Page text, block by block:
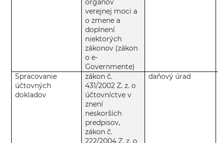
orgánov
verejnej moci a
o zmene a
doplnení
niektorých
zákonov (zákon
o e-
Governmente)
Spracovanie
účtovných
dokladov
zákon č.
431/2002 Z. z. o
účtovníctve v
znení
neskorších
predpisov,
zákon č.
222/2004 Z. z. o
daňový úrad